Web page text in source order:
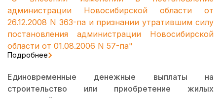
администрации Новосибирской области от
26.12.2008 N 363-па и признании утратившим силу
постановления администрации Новосибирской
области от 01.08.2006 N 57-па"
Подробнее
Единовременные денежные выплаты на
строительство или приобретение жилых